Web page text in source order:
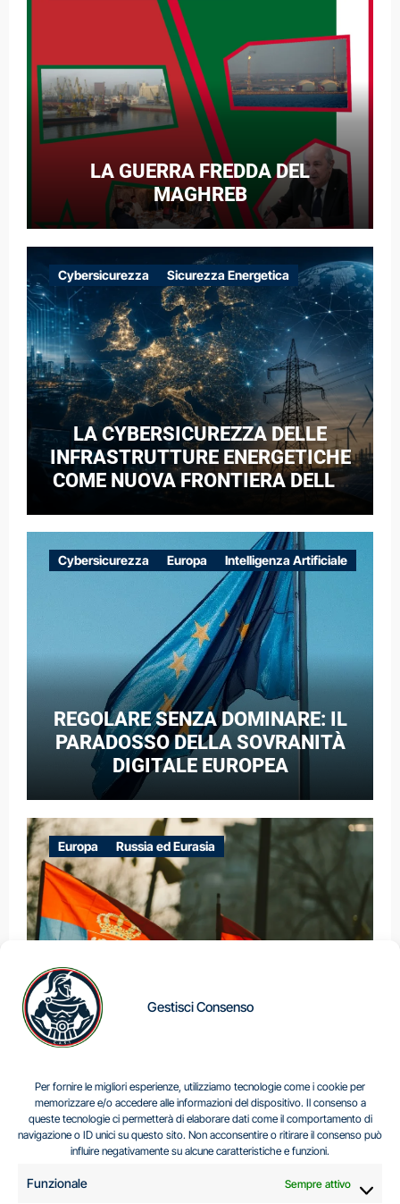
Gestisci Consenso
Per fornire le migliori esperienze, utilizziamo tecnologie come i cookie per
memorizzare e/o accedere alle informazioni del dispositivo. Il consenso a
queste tecnologie ci permetterà di elaborare dati come il comportamento di
navigazione o ID unici su questo sito. Non acconsentire o ritirare il consenso può
influire negativamente su alcune caratteristiche e funzioni.
Funzionale Sempre attivo
LA GUERRA FREDDA DEL
MAGHREB
Cybersicurezza Sicurezza Energetica
LA CYBERSICUREZZA DELLE
INFRASTRUTTURE ENERGETICHE
COME NUOVA FRONTIERA DELLA
CASO DELLE RETI ELETTRICHE
EUROPEE NEL CONTESTO DELLA
GUERRA IBRIDA
Cybersicurezza Europa Intelligenza Artificiale
REGOLARE SENZA DOMINARE: IL
PARADOSSO DELLA SOVRANITÀ
DIGITALE EUROPEA
Europa Russia ed Eurasia
Centro Analisi e Studi Italus © Tutti i diritti riservati